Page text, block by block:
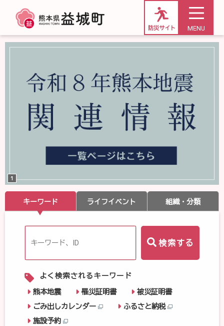
防災サイト MENU
キーワード ライフイベント 組織・分類
索
ー
ー
ド
よく検索されるキーワード
熊本地震
罹災証明書
被災証明書
ごみ出しカレンダー
ふるさと納税
施設予約